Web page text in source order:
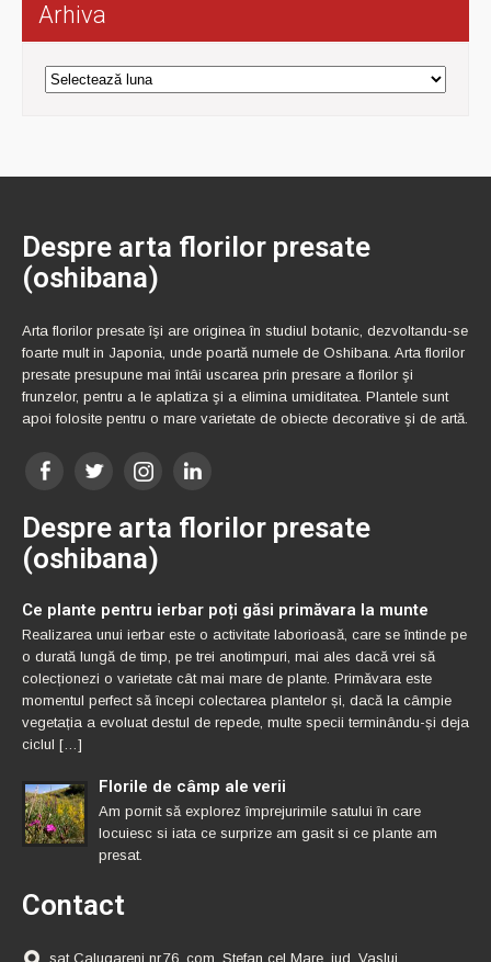
Arhiva
Arhiva
Despre arta florilor presate
(oshibana)
Arta florilor presate îşi are originea în studiul botanic, dezvoltandu-se
foarte mult in Japonia, unde poartă numele de Oshibana. Arta florilor
presate presupune mai întâi uscarea prin presare a florilor şi
frunzelor, pentru a le aplatiza şi a elimina umiditatea. Plantele sunt
apoi folosite pentru o mare varietate de obiecte decorative şi de artă.
Despre arta florilor presate
(oshibana)
Ce plante pentru ierbar poți găsi primăvara la munte
Realizarea unui ierbar este o activitate laborioasă, care se întinde pe
o durată lungă de timp, pe trei anotimpuri, mai ales dacă vrei să
colecționezi o varietate cât mai mare de plante. Primăvara este
momentul perfect să începi colectarea plantelor și, dacă la câmpie
vegetația a evoluat destul de repede, multe specii terminându-și deja
ciclul […]
Florile de câmp ale verii
Am pornit să explorez împrejurimile satului în care
locuiesc si iata ce surprize am gasit si ce plante am
presat.
Contact
sat Calugareni nr.76, com. Stefan cel Mare, jud. Vaslui